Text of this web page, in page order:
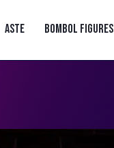
ASTE BOMBOL FIGURES